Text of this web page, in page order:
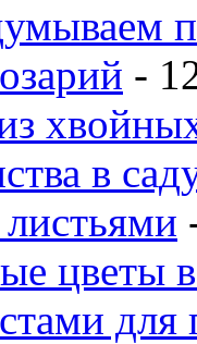
-
в
цветы
для